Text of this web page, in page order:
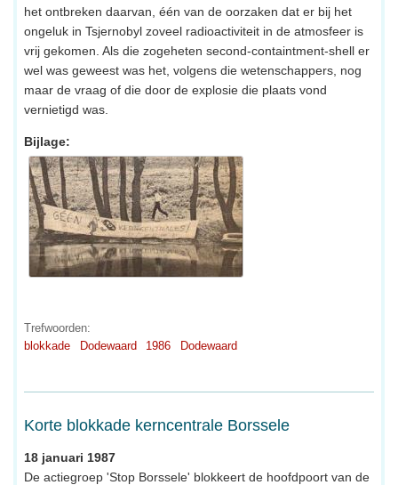
het ontbreken daarvan, één van de oorzaken dat er bij het
ongeluk in Tsjernobyl zoveel radioactiviteit in de atmosfeer is
vrij gekomen. Als die zogeheten second-containtment-shell er
wel was geweest was het, volgens die wetenschappers, nog
maar de vraag of die door de explosie die plaats vond
vernietigd was.
Bijlage:
Trefwoorden:
blokkade
Dodewaard 1986 Dodewaard
Korte blokkade kerncentrale Borssele
18 januari 1987
De actiegroep 'Stop Borssele' blokkeert de hoofdpoort van de